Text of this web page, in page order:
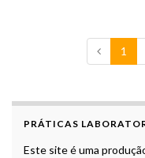
1
PRÁTICAS
Este site é uma